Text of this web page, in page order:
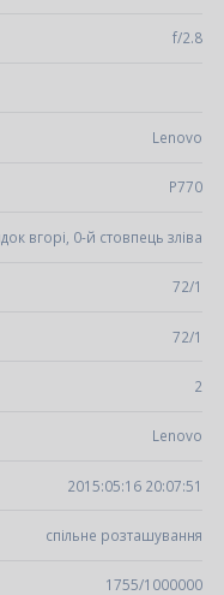
f/2.8
Lenovo
P770
вгорі, 0-й стовпець зліва
72/1
72/1
2
Lenovo
2015:05:16 20:07:51
спільне розташування
1755/1000000